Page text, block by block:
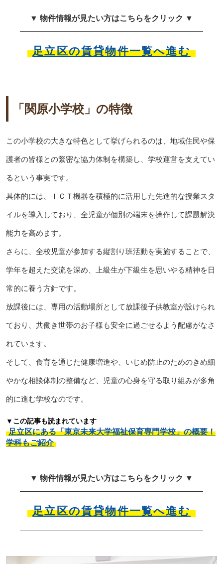
▼ 物件情報が見たい方はこちらをクリック ▼
足立区の賃貸物件一覧へ進む
「関原小学校」の特徴
この小学校の大きな特色として挙げられるのは、地域住民や保
護者の皆様との緊密な協力体制を構築し、学校運営を支えてい
るという事実です。
具体的には、ＩＣＴ機器を積極的に活用した先進的な授業スタ
イルを導入しており、全児童が個別の端末を操作して課題解決
能力を高めます。
さらに、全校児童が参加する縦割り班活動を実施することで、
学年を超えた交流を深め、上級生が下級生を思いやる精神を日
常的に養う方針です。
放課後には、専用の活動場所として放課後子供教室が設けられ
ており、共働き世帯のお子様も安全に過ごせるよう配慮がなさ
れています。
そして、食育を通じた健康増進や、いじめ防止のためのきめ細
やかな相談体制の整備など、児童の心身を守る取り組みが多角
的に進む学校なのです。
▼この記事も読まれています
足立区にある「東京未来大学福祉保育専門学校」の概要！
学科もご紹介
▼ 物件情報が見たい方はこちらをクリック ▼
足立区の賃貸物件一覧へ進む